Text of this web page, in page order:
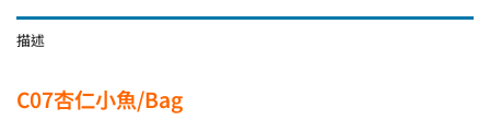
描述
C07杏仁小魚/Bag